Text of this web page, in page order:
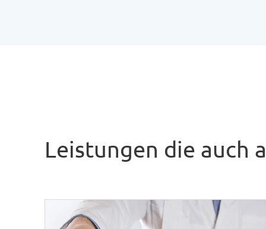
Leistungen die auch